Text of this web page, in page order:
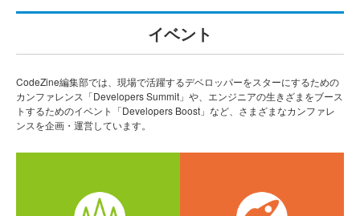
イベント
CodeZine編集部では、現場で活躍するデベロッパーをスターにするための
カンファレンス「Developers Summit」や、エンジニアの生きざまをブース
トするためのイベント「Developers Boost」など、さまざまなカンファレ
ンスを企画・運営しています。